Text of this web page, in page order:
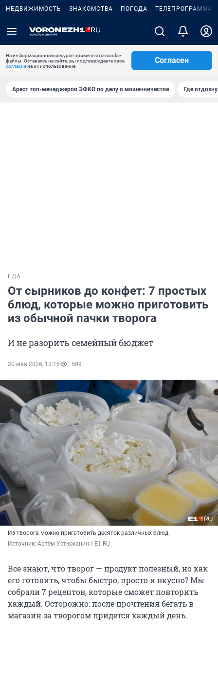
НЕДВИЖИМОСТЬ ЗНАКОМСТВА ПОГОДА ТЕЛЕПРОГРАММА
На информационном ресурсе применяются cookie-
файлы. Оставаясь на сайте, вы подтверждаете свое
согласиена их использование.
Согласен
Арест топ-менеджеров ЭФКО по делу о мошенничестве Где
ЕДА
От сырников до конфет: 7 простых
блюд, которые можно приготовить
из обычной пачки творога
И не разорить семейный бюджет
20 мая 2026, 12:15 509
Из творога можно приготовить десяток различных блюд
Источник: Артём Устюжанин / E1.RU
Все знают, что творог — продукт полезный, но как
его готовить, чтобы быстро, просто и вкусно? Мы
собрали 7 рецептов, которые сможет повторить
каждый. Осторожно: после прочтения бегать в
магазин за творогом придется каждый день.